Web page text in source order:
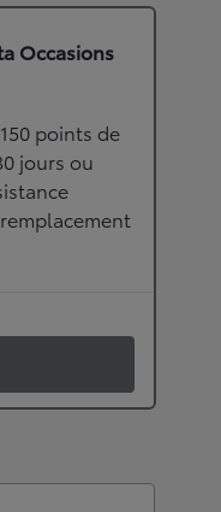
Occasions
points de
jours ou